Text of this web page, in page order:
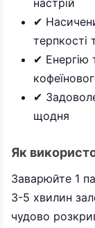
✔
терпкості
✔ Енергію
✔
щодня
Як
Заварюйте 1
3-5 хвилин
чудово